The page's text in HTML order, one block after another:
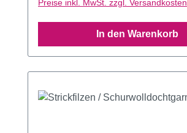
Preise inkl. MwSt. zzgl. Versandkosten
In den Warenkorb